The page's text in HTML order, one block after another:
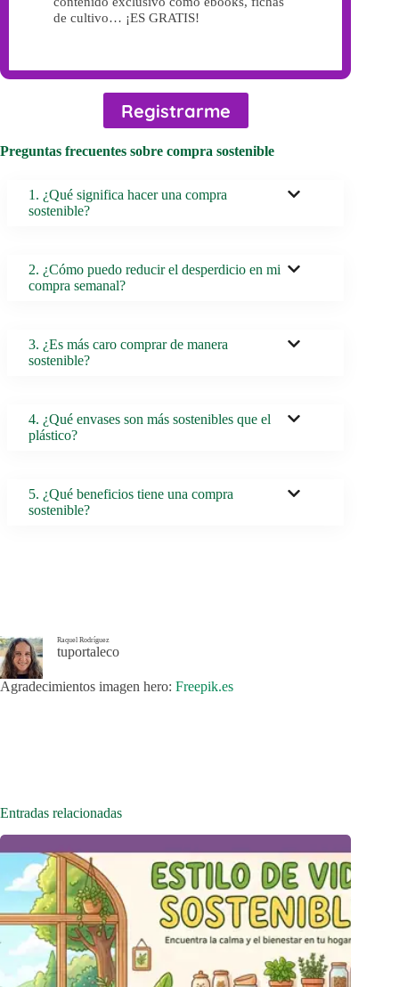
de cultivo… ¡ES GRATIS!
Registrarme
Preguntas frecuentes sobre compra sostenible
1. ¿Qué significa hacer una compra
sostenible?
2. ¿Cómo puedo reducir el desperdicio en mi
compra semanal?
3. ¿Es más caro comprar de manera
sostenible?
4. ¿Qué envases son más sostenibles que el
plástico?
5. ¿Qué beneficios tiene una compra
sostenible?
Raquel Rodríguez
tuportaleco
Agradecimientos imagen hero: Freepik.es
Entradas relacionadas